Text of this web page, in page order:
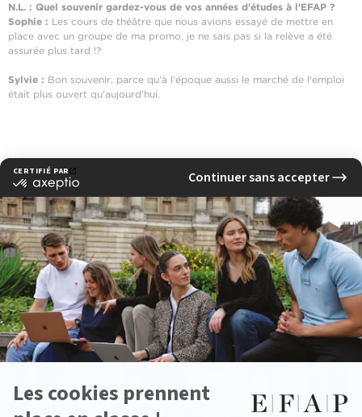
N.L. : Quel souvenir gardez-vous de vos années d'études à l'EFAP ?
Sophie : Les cours de théâtre que nous avions essayé de mettre en
place avec un groupe de ma promo, je ne sais pas si la relève a été
assurée plus tard !?
Sylvie : Bon souvenir, parce qu'à l'époque aussi le marché de l'emploi
était plus ouvert qu'aujourd'hui.
Voir d'autres actualités